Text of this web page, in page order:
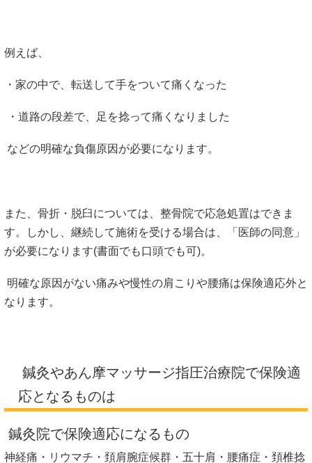
例えば、
・家の中で、転送して手をついて痛くなった
・道路の段差で、足を捻って痛くなりました
などの明確な負傷原因が必要になります。
また、骨折・脱臼については、整骨院で応急処置はできま
す。しかし、継続して施術を受ける場合は、「医師の同意」
が必要になります(書面でも口頭でも可)。
明確な原因がない痛みや慢性の肩こりや腰痛は保険適応外と
なります。
鍼灸やあん摩マッサージ指圧治療院で保険適
応となるものは
鍼灸院で保険適応になるもの
神経痛・リウマチ・頚肩腕症候群・五十肩・腰痛症・頚椎捻